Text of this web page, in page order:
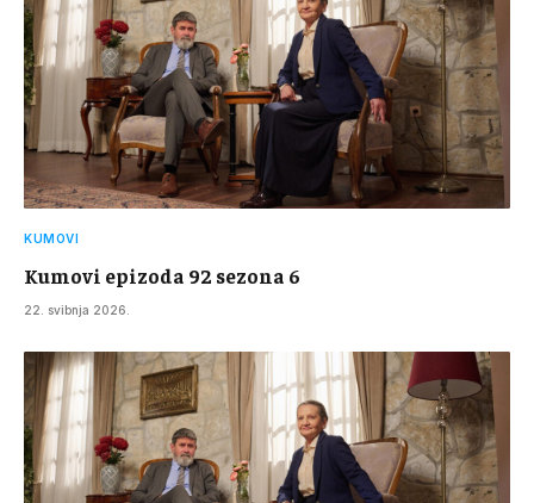
KUMOVI
Kumovi epizoda 92 sezona 6
22. svibnja 2026.